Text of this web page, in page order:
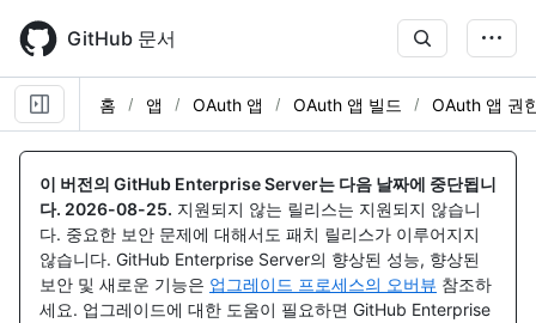
main
content
GitHub 문서
홈 앱 OAuth 앱 OAuth 앱 빌드 OAuth 앱 권
이 버전의 GitHub Enterprise Server는 다음 날짜에 중단됩니
다. 2026-08-25. 지원되지 않는 릴리스는 지원되지 않습니
다. 중요한 보안 문제에 대해서도 패치 릴리스가 이루어지지
않습니다. GitHub Enterprise Server의 향상된 성능, 향상된
보안 및 새로운 기능은 업그레이드 프로세스의 오버뷰 참조하
세요. 업그레이드에 대한 도움이 필요하면 GitHub Enterprise